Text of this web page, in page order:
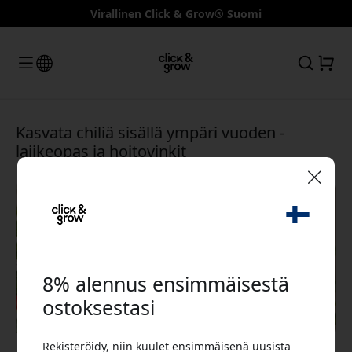
Virallinen Click & Grow® Suomi
Kasvata chiliä sisällä ympäri vuoden -
lajikeopas ja hoitovinkit
8% alennus ensimmäisestä
ostoksestasi
Rekisteröidy, niin kuulet ensimmäisenä uusista